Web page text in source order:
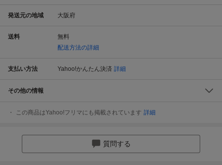
発送元の地域 大阪府
送料
無料
配送方法の詳細
支払い方法 Yahoo!かんたん決済 詳細
その他の情報
この商品はYahoo!フリマにも掲載されています 詳細
質問する